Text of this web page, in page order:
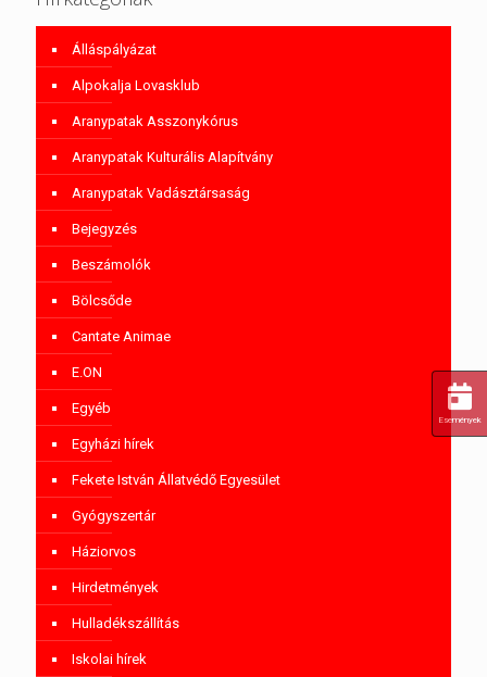
Álláspályázat
Alpokalja Lovasklub
Aranypatak Asszonykórus
Aranypatak Kulturális Alapítvány
Aranypatak Vadásztársaság
Bejegyzés
Beszámolók
Bölcsőde
Cantate Animae
E.ON
Egyéb
Egyházi hírek
Fekete István Állatvédő Egyesület
Gyógyszertár
Háziorvos
Hirdetmények
Hulladékszállítás
Iskolai hírek
Események